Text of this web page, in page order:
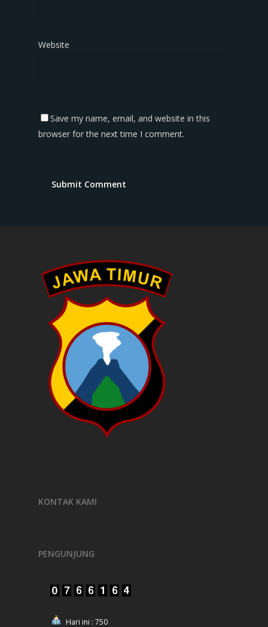
Website
Save my name, email, and website in this
browser for the next time I comment.
KONTAK KAMI
PENGUNJUNG
Hari ini : 750